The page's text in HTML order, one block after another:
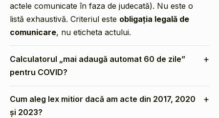
actele comunicate în faza de judecată). Nu este o
listă exhaustivă. Criteriul este obligația legală de
comunicare, nu eticheta actului.
Calculatorul „mai adaugă automat 60 de zile”
pentru COVID?
Cum aleg lex mitior dacă am acte din 2017, 2020
și 2023?